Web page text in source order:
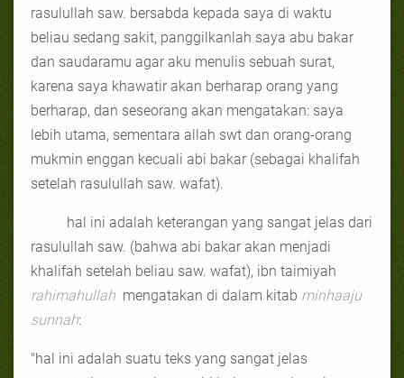
rasulullah saw. bersabda kepada saya di waktu
beliau sedang sakit, panggilkanlah saya abu bakar
dan saudaramu agar aku menulis sebuah surat,
karena saya khawatir akan berharap orang yang
berharap, dan seseorang akan mengatakan: saya
lebih utama, sementara allah swt dan orang-orang
mukmin enggan kecuali abi bakar (sebagai khalifah
setelah rasulullah saw. wafat).
hal ini adalah keterangan yang sangat jelas dari
rasulullah saw. (bahwa abi bakar akan menjadi
khalifah setelah beliau saw. wafat), ibn taimiyah
rahimahullah mengatakan di dalam kitab minhaaju
sunnah:
"hal ini adalah suatu teks yang sangat jelas